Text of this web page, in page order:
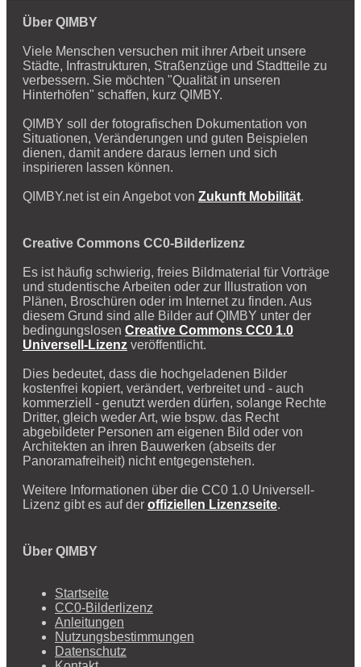
Über QIMBY
Viele Menschen versuchen mit ihrer Arbeit unsere
Städte, Infrastrukturen, Straßenzüge und Stadtteile zu
verbessern. Sie möchten "Qualität in unseren
Hinterhöfen" schaffen, kurz QIMBY.
QIMBY soll der fotografischen Dokumentation von
Situationen, Veränderungen und guten Beispielen
dienen, damit andere daraus lernen und sich
inspirieren lassen können.
QIMBY.net ist ein Angebot von Zukunft Mobilität.
Creative Commons CC0-Bilderlizenz
Es ist häufig schwierig, freies Bildmaterial für Vorträge
und studentische Arbeiten oder zur Illustration von
Plänen, Broschüren oder im Internet zu finden. Aus
diesem Grund sind alle Bilder auf QIMBY unter der
bedingungslosen Creative Commons CC0 1.0
Universell-Lizenz veröffentlicht.
Dies bedeutet, dass die hochgeladenen Bilder
kostenfrei kopiert, verändert, verbreitet und - auch
kommerziell - genutzt werden dürfen, solange Rechte
Dritter, gleich weder Art, wie bspw. das Recht
abgebildeter Personen am eigenen Bild oder von
Architekten an ihren Bauwerken (abseits der
Panoramafreiheit) nicht entgegenstehen.
Weitere Informationen über die CC0 1.0 Universell-
Lizenz gibt es auf der offiziellen Lizenzseite.
Über QIMBY
Startseite
CC0-Bilderlizenz
Anleitungen
Nutzungsbestimmungen
Datenschutz